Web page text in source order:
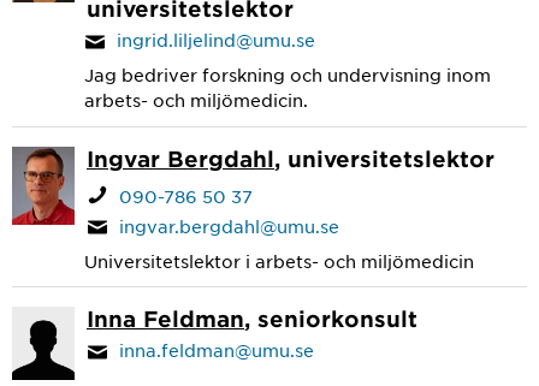
universitetslektor
ingrid.liljelind@umu.se
Jag bedriver forskning och undervisning inom
arbets- och miljömedicin.
Ingvar Bergdahl, universitetslektor
090-786 50 37
ingvar.bergdahl@umu.se
Universitetslektor i arbets- och miljömedicin
Inna Feldman, seniorkonsult
inna.feldman@umu.se